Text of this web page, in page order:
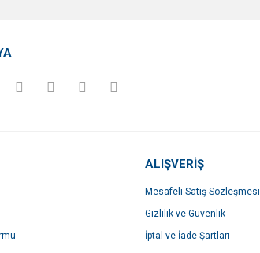
ALIŞVERİŞ
Mesafeli Satış Sözleşmesi
Gizlilik ve Güvenlik
İptal ve İade Şartları